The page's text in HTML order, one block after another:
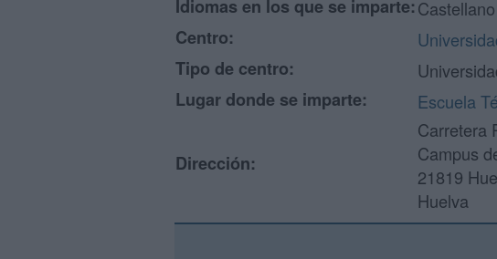
Idiomas en los que se imparte:Castellano
Centro:
Tipo de centro:
Lugar donde se imparte:
Escuela
Dirección:
Carretera
Campus
21819
Huelva